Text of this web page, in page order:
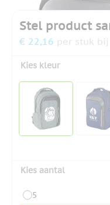
Stel product
€ 22,16 per stuk
Kies kleur
Kies aantal
5